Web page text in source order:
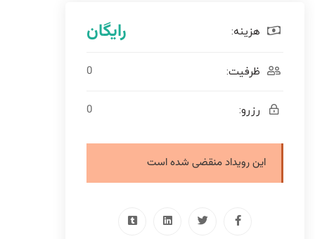
هزینه: رایگان
ظرفیت: 0
رزرو: 0
این رویداد منقضی شده است